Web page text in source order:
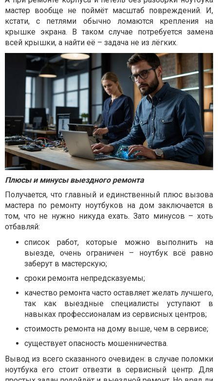
мастер вообще не поймёт масштаб повреждений. И,
кстати, с петлями обычно ломаются крепления на
крышке экрана. В таком случае потребуется замена
всей крышки, а найти её – задача не из лёгких.
Плюсы и минусы выездного ремонта
Получается, что главный и единственный плюс вызова
мастера по ремонту ноутбуков на дом заключается в
том, что не нужно никуда ехать. Зато минусов – хоть
отбавляй:
список работ, которые можно выполнить на
выезде, очень ограничен – ноутбук всё равно
заберут в мастерскую;
сроки ремонта непредсказуемы;
качество ремонта часто оставляет желать лучшего,
так как выездные специалисты уступают в
навыках профессионалам из сервисных центров;
стоимость ремонта на дому выше, чем в сервисе;
существует опасность мошенничества.
Вывод из всего сказанного очевиден: в случае поломки
ноутбука его стоит отвезти в сервисный центр. Для